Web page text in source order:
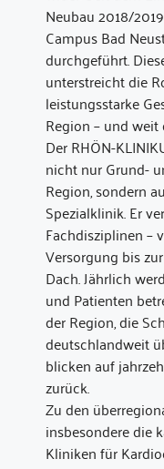
Neubau 2018/
Campus Bad
durchgeführt.
unterstreicht die
leistungsstarke
Region – und
Der RHÖN-
nicht nur Grund-
Region, sondern
Spezialklinik. Er
Fachdisziplinen –
Versorgung bis
Dach. Jährlich
und Patienten
der Region, die
deutschlandweit
blicken auf
zurück.
Zu den
insbesondere die
Kliniken für